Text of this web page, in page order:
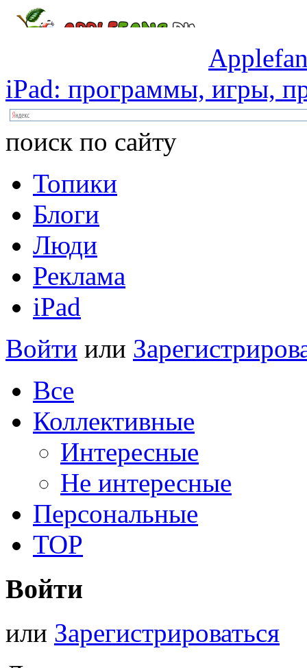
iPad: программы, игры,
поиск по сайту
Топики
Блоги
Люди
Реклама
iPad
Войти или
Все
Коллективные
Интересные
Не интересные
Персональные
TOP
Войти
или Зарегистрироваться